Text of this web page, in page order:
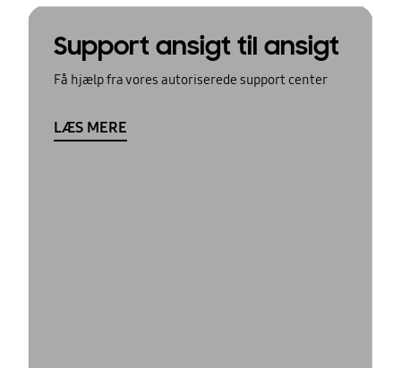
Support ansigt til ansigt
Få hjælp fra vores autoriserede support center
LÆS MERE